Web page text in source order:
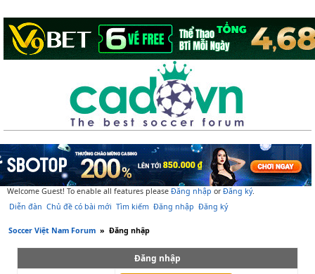
Welcome Guest! To enable all features please Đăng nhập orĐăng ký.
Diễn đàn Chủ đề có bài mới Tìm kiếm Đăng nhập Đăng ký
Soccer Việt Nam Forum » Đăng nhập
Đăng nhập